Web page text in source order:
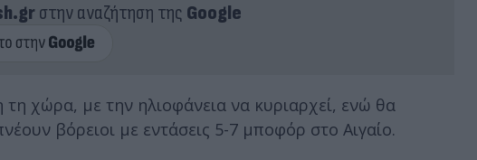
στην αναζήτηση της Google
χώρα, με την ηλιοφάνεια να κυριαρχεί, ενώ θα
βόρειοι με εντάσεις 5-7 μποφόρ στο Αιγαίο.